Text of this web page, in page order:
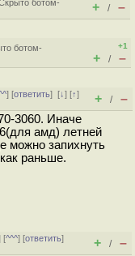
ботом-
+ / –
ботом-
+1
+ / –
] [ответить][↓] [↑]
+ / –
3060. Иначе
амд) летней
можно запихнуть
раньше.
[^^^] [ответить]
+ / –